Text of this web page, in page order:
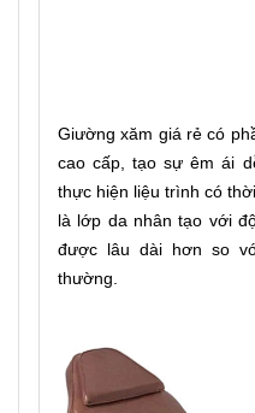
Giường xăm giá rẻ có
cao cấp, tạo sự êm ái
thực hiện liệu trình có
là lớp da nhân tạo với
được lâu dài hơn so
thường.